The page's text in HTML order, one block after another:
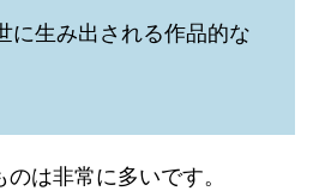
に生み出される作品的な
は非常に多いです。